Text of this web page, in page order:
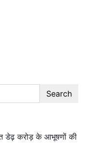
Search
डेढ़ करोड़ के आभूषणों की